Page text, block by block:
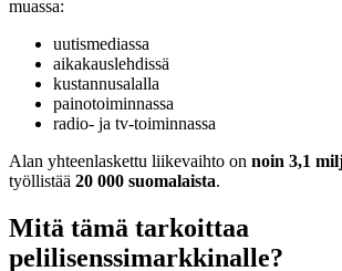
muassa:
uutismediassa
aikakauslehdissä
kustannusalalla
painotoiminnassa
radio- ja tv-toiminnassa
Alan yhteenlaskettu liikevaihto on noin 3,1
työllistää 20 000 suomalaista.
Mitä tämä tarkoittaa
pelilisenssimarkkinalle?